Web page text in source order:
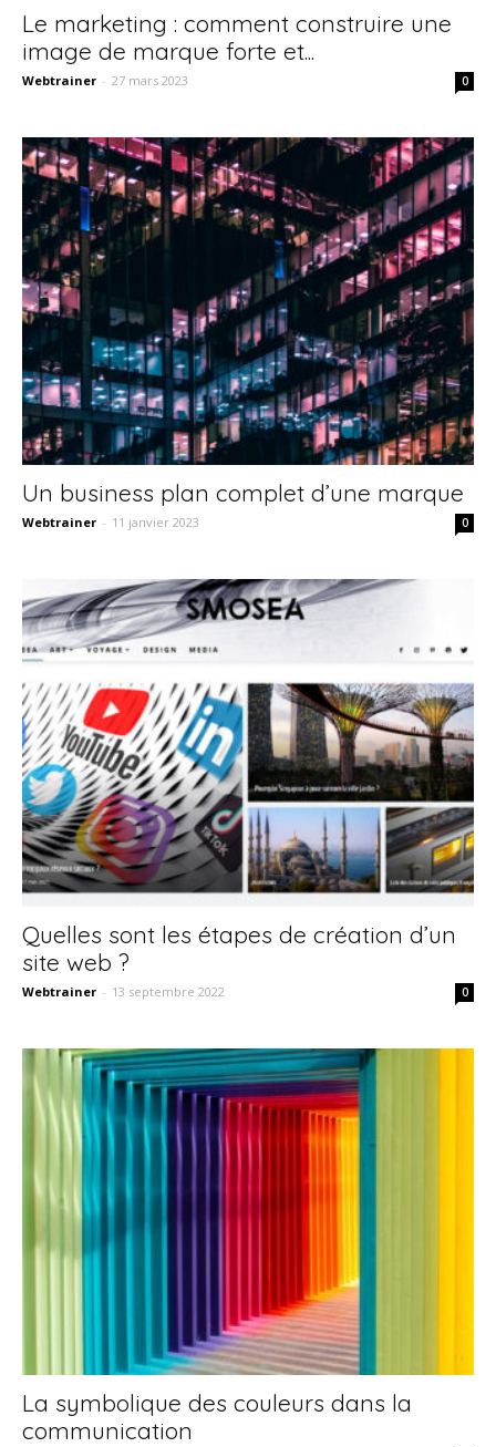
Le marketing : comment construire une
image de marque forte et...
Webtrainer - 27 mars 2023 0
Un business plan complet d’une marque
Webtrainer - 11 janvier 2023 0
Quelles sont les étapes de création d’un
site web ?
Webtrainer - 13 septembre 2022 0
La symbolique des couleurs dans la
communication